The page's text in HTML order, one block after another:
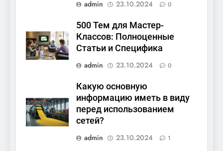
admin 23.10.2024 0
500 Тем для Мастер-
Классов: Полноценные
Статьи и Специфика
admin
23.10.2024 0
Какую основную
информацию иметь в виду
перед использованием
сетей?
admin
23.10.2024 1